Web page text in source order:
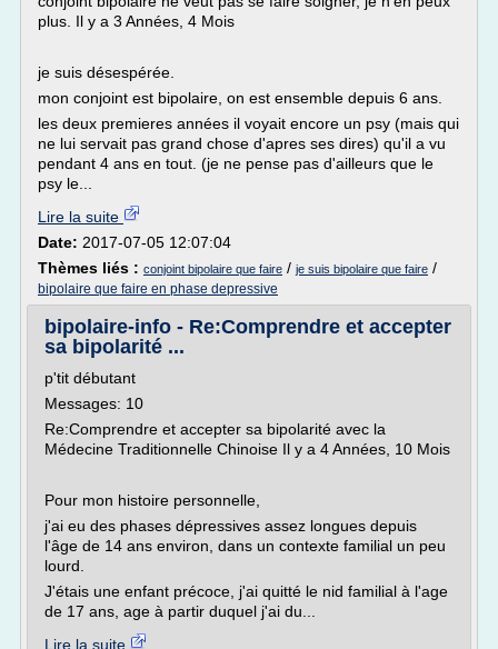
plus. Il y a 3 Années, 4 Mois
je suis désespérée.
mon conjoint est bipolaire, on est ensemble depuis 6 ans.
les deux premieres années il voyait encore un psy (mais qui
ne lui servait pas grand chose d'apres ses dires) qu'il a vu
pendant 4 ans en tout. (je ne pense pas d'ailleurs que le
psy le...
Lire la suite
Date: 2017-07-05 12:07:04
Thèmes liés : conjoint bipolaire que faire / je suis bipolaire que faire /
bipolaire que faire en phase depressive
bipolaire-info - Re:Comprendre et accepter
sa bipolarité ...
p'tit débutant
Messages: 10
Re:Comprendre et accepter sa bipolarité avec la
Médecine Traditionnelle Chinoise Il y a 4 Années, 10 Mois
Pour mon histoire personnelle,
j'ai eu des phases dépressives assez longues depuis
l'âge de 14 ans environ, dans un contexte familial un peu
lourd.
J'étais une enfant précoce, j'ai quitté le nid familial à l'age
de 17 ans, age à partir duquel j'ai du...
Lire la suite